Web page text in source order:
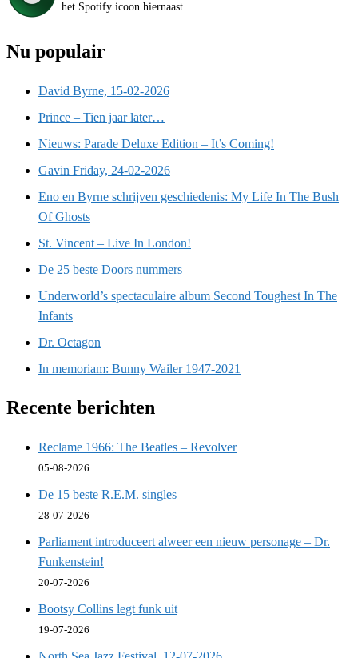
het Spotify icoon hiernaast.
Nu populair
David Byrne, 15-02-2026
Prince – Tien jaar later…
Nieuws: Parade Deluxe Edition – It’s Coming!
Gavin Friday, 24-02-2026
Eno en Byrne schrijven geschiedenis: My Life In The Bush
Of Ghosts
St. Vincent – Live In London!
De 25 beste Doors nummers
Underworld’s spectaculaire album Second Toughest In The
Infants
Dr. Octagon
In memoriam: Bunny Wailer 1947-2021
Recente berichten
Reclame 1966: The Beatles – Revolver
05-08-2026
De 15 beste R.E.M. singles
28-07-2026
Parliament introduceert alweer een nieuw personage – Dr.
Funkenstein!
20-07-2026
Bootsy Collins legt funk uit
19-07-2026